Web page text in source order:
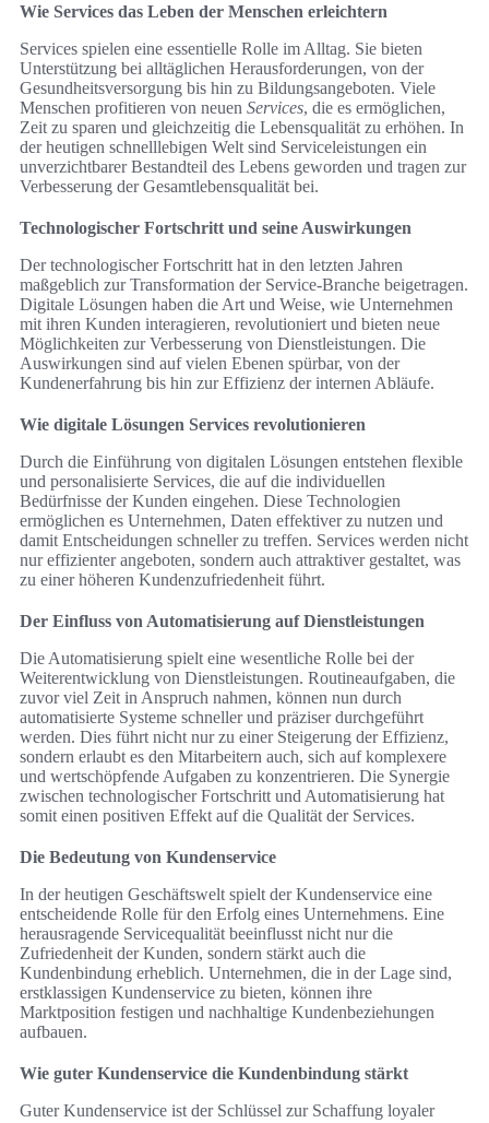
Wie Services das Leben der Menschen erleichtern
Services spielen eine essentielle Rolle im Alltag. Sie bieten
Unterstützung bei alltäglichen Herausforderungen, von der
Gesundheitsversorgung bis hin zu Bildungsangeboten. Viele
Menschen profitieren von neuen Services, die es ermöglichen,
Zeit zu sparen und gleichzeitig die Lebensqualität zu erhöhen. In
der heutigen schnelllebigen Welt sind Serviceleistungen ein
unverzichtbarer Bestandteil des Lebens geworden und tragen zur
Verbesserung der Gesamtlebensqualität bei.
Technologischer Fortschritt und seine Auswirkungen
Der technologischer Fortschritt hat in den letzten Jahren
maßgeblich zur Transformation der Service-Branche beigetragen.
Digitale Lösungen haben die Art und Weise, wie Unternehmen
mit ihren Kunden interagieren, revolutioniert und bieten neue
Möglichkeiten zur Verbesserung von Dienstleistungen. Die
Auswirkungen sind auf vielen Ebenen spürbar, von der
Kundenerfahrung bis hin zur Effizienz der internen Abläufe.
Wie digitale Lösungen Services revolutionieren
Durch die Einführung von digitalen Lösungen entstehen flexible
und personalisierte Services, die auf die individuellen
Bedürfnisse der Kunden eingehen. Diese Technologien
ermöglichen es Unternehmen, Daten effektiver zu nutzen und
damit Entscheidungen schneller zu treffen. Services werden nicht
nur effizienter angeboten, sondern auch attraktiver gestaltet, was
zu einer höheren Kundenzufriedenheit führt.
Der Einfluss von Automatisierung auf Dienstleistungen
Die Automatisierung spielt eine wesentliche Rolle bei der
Weiterentwicklung von Dienstleistungen. Routineaufgaben, die
zuvor viel Zeit in Anspruch nahmen, können nun durch
automatisierte Systeme schneller und präziser durchgeführt
werden. Dies führt nicht nur zu einer Steigerung der Effizienz,
sondern erlaubt es den Mitarbeitern auch, sich auf komplexere
und wertschöpfende Aufgaben zu konzentrieren. Die Synergie
zwischen technologischer Fortschritt und Automatisierung hat
somit einen positiven Effekt auf die Qualität der Services.
Die Bedeutung von Kundenservice
In der heutigen Geschäftswelt spielt der Kundenservice eine
entscheidende Rolle für den Erfolg eines Unternehmens. Eine
herausragende Servicequalität beeinflusst nicht nur die
Zufriedenheit der Kunden, sondern stärkt auch die
Kundenbindung erheblich. Unternehmen, die in der Lage sind,
erstklassigen Kundenservice zu bieten, können ihre
Marktposition festigen und nachhaltige Kundenbeziehungen
aufbauen.
Wie guter Kundenservice die Kundenbindung stärkt
Guter Kundenservice ist der Schlüssel zur Schaffung loyaler